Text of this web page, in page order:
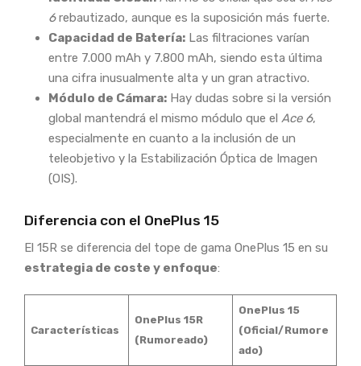
6rebautizado, aunque es la suposición más fuerte.
Capacidad de Batería: Las filtraciones varían
entre 7.000 mAh y 7.800 mAh, siendo esta última
una cifra inusualmente alta y un gran atractivo.
Módulo de Cámara: Hay dudas sobre si la versión
global mantendrá el mismo módulo que el Ace 6,
especialmente en cuanto a la inclusión de un
teleobjetivo y la Estabilización Óptica de Imagen
(OIS).
Diferencia con el OnePlus 15
El 15R se diferencia del tope de gama OnePlus 15 en su
estrategia de coste y enfoque:
Características
OnePlus 15R
(Rumoreado)
OnePlus 15
(Oficial/Rumore
ado)